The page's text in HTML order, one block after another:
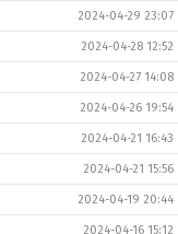
2024-04-29 23:07
2024-04-28 12:52
2024-04-27 14:08
2024-04-26 19:54
2024-04-21 16:43
2024-04-21 15:56
2024-04-19 20:44
2024-04-16 15:12